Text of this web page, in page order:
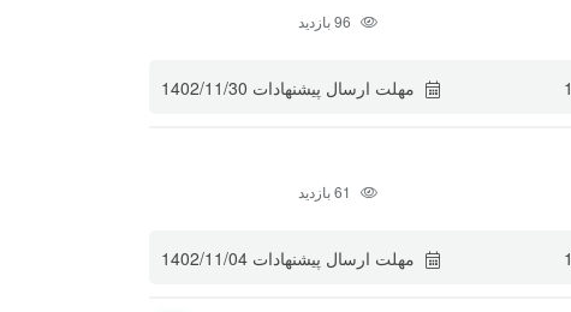
96 بازدید
مهلت ارسال پیشنهادات 1402/11/30
61 بازدید
مهلت ارسال پیشنهادات 1402/11/04